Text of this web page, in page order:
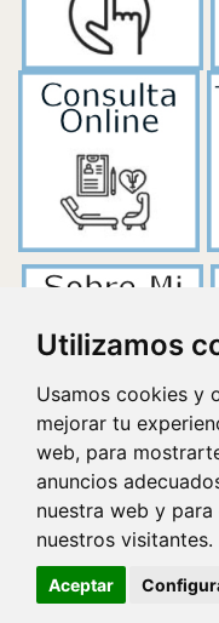
Utilizamos
Usamos cookies y
mejorar tu
web, para
anuncios
nuestra web y
nuestros visitantes.
Aceptar